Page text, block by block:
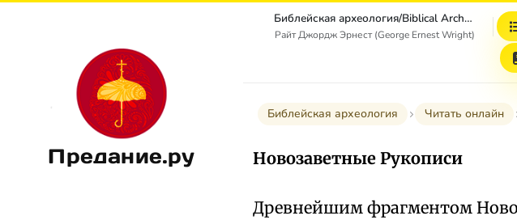
Предание.ру
Библейская археология/Biblical Archaeology
Райт Джордж Эрнест (George Ernest Wright)
Библейская археология Читать онлайн
Новозаветные Рукописи
Древнейшим фрагментом